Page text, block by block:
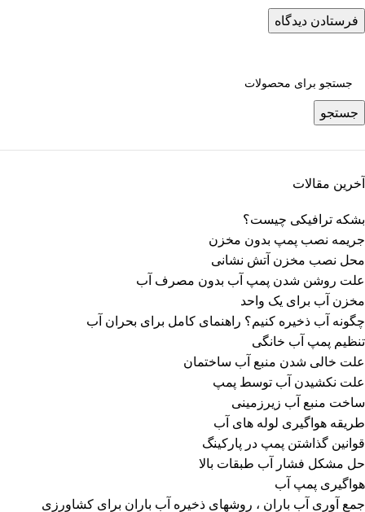
جستجو
آخرین مقالات
بشکه ترافیکی چیست؟
جریمه نصب پمپ بدون مخزن
محل نصب مخزن آتش نشانی
علت روشن شدن پمپ آب بدون مصرف آب
مخزن آب برای یک واحد
چگونه آب ذخیره کنیم؟ راهنمای کامل برای بحران آب
تنظیم پمپ آب خانگی
علت خالی شدن منبع آب ساختمان
علت نکشیدن آب توسط پمپ
ساخت منبع آب زیرزمینی
طریقه هواگیری لوله های آب
قوانین گذاشتن پمپ در پارکینگ
حل مشکل فشار آب طبقات بالا
هواگیری پمپ آب
جمع آوری آب باران ، روشهای ذخیره آب باران برای کشاورزی